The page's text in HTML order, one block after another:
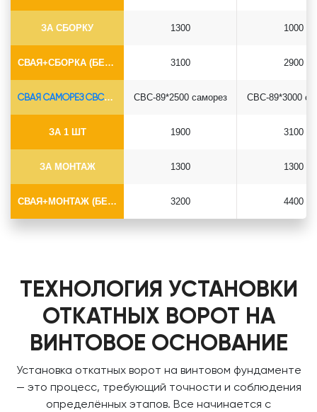
ЗА СБОРКУ
СВАЯ+СБОРКА (БЕЗ ОГОЛОВКА)
1300
3100
1000
2900
СВАЯ САМОРЕЗ СВС-Ø89*6.5
ЗА 1 ШТ
ЗА МОНТАЖ
СВАЯ+МОНТАЖ (БЕЗ ОГОЛОВКА)
СВС-89*2500 саморез
1900
1300
3200
СВС-89*3000
3100
1300
4400
ТЕХНОЛОГИЯ УСТАНОВКИ
ОТКАТНЫХ ВОРОТ НА
ВИНТОВОЕ ОСНОВАНИЕ
Установка откатных ворот на винтовом фундаменте
— это процесс, требующий точности и соблюдения
определённых этапов. Все начинается с